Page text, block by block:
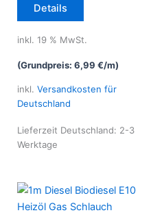
Details
inkl. 19 % MwSt.
(Grundpreis: 6,99 €/m)
inkl. Versandkosten für
Deutschland
Lieferzeit Deutschland: 2-3
Werktage